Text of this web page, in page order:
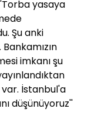
yasaya
Şu anki
imkanı şu
İstanbul'a
düşünüyoruz''